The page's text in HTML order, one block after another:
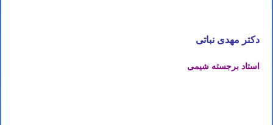
دکتر مهدی نباتی
استاد برجسته شیمی